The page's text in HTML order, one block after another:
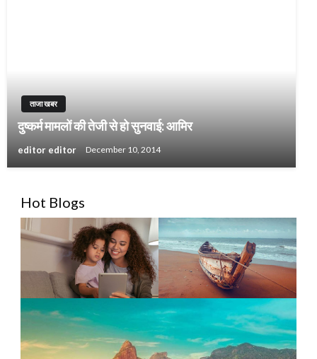
ताजा खबर
दुष्कर्म मामलों की तेजी से हो सुनवाई: आमिर
editor editor December 10, 2014
Hot Blogs